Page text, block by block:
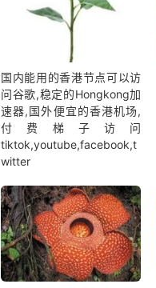
国内能用的香港节点可以访
问谷歌,稳定的Hongkong加
速器,国外便宜的香港机场,
付费梯子访问
tiktok,youtube,facebook,t
witter